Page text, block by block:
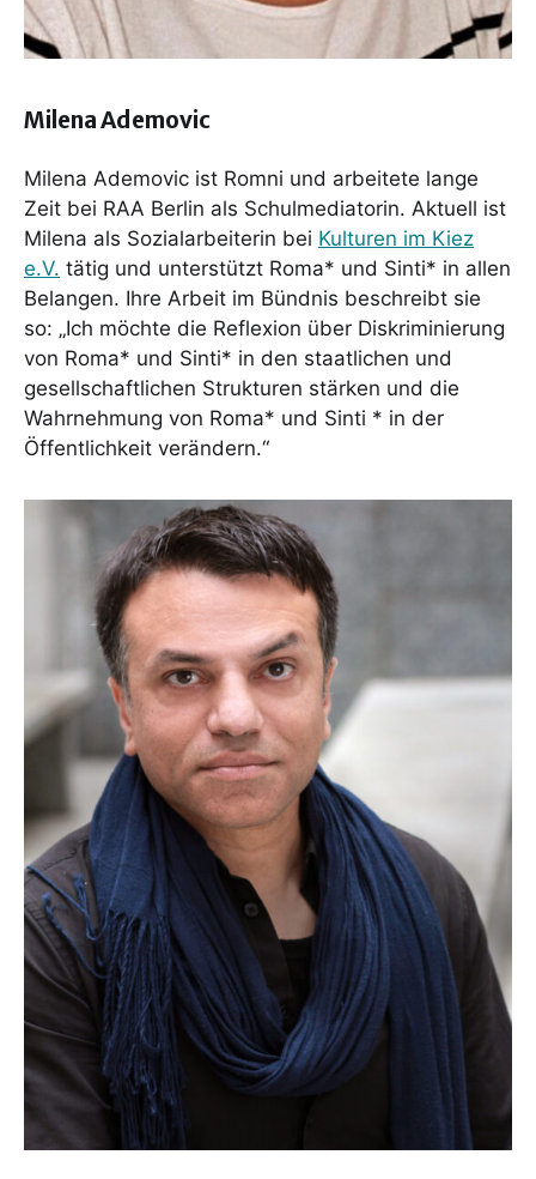
Milena Ademovic
Milena Ademovic ist Romni und arbeitete lange
Zeit bei RAA Berlin als Schulmediatorin. Aktuell ist
Milena als Sozialarbeiterin bei Kulturen im Kiez
e.V. tätig und unterstützt Roma* und Sinti* in allen
Belangen. Ihre Arbeit im Bündnis beschreibt sie
so: „Ich möchte die Reflexion über Diskriminierung
von Roma* und Sinti* in den staatlichen und
gesellschaftlichen Strukturen stärken und die
Wahrnehmung von Roma* und Sinti * in der
Öffentlichkeit verändern.“